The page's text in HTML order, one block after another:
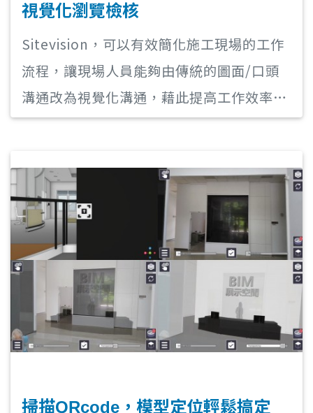
視覺化瀏覽檢核
Sitevision，可以有效簡化施工現場的工作
流程，讓現場人員能夠由傳統的圖面/口頭
溝通改為視覺化溝通，藉此提高工作效率以
及避免因施工錯誤而延伸出的成本。 以手機
計圖紙，並通過觀察/量測虛擬與真實之間
的衝突，讓使用者能夠在施工過程中進行快
速檢測/審查，驗證竣工成果是否符合設計
規範，避免施工錯誤及重工的可能性，讓整
體工務更有效率地進行。
掃描QRcode，模型定位輕鬆搞定